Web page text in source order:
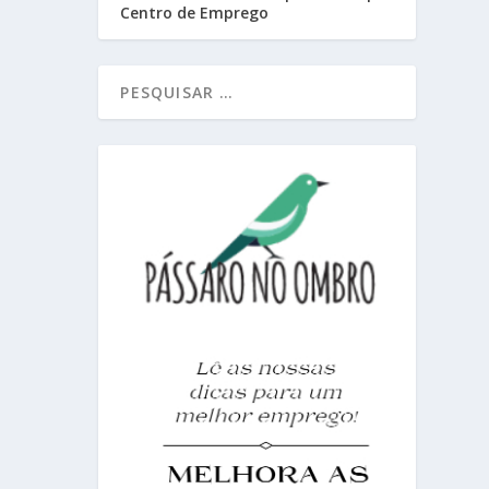
Centro de Emprego